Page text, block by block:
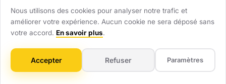
Référencement
Google My Business
Croissance SEO
Nous utilisons des cookies pour analyser notre trafic et
améliorer votre expérience. Aucun cookie ne sera déposé sans
votre accord. En savoir plus.
Accepter Refuser Paramètres